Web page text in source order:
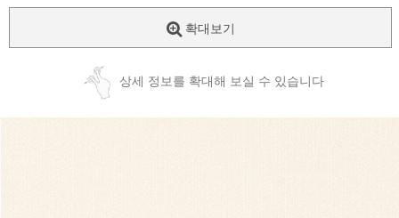
확대보기
상세 정보를 확대해 보실 수 있습니다